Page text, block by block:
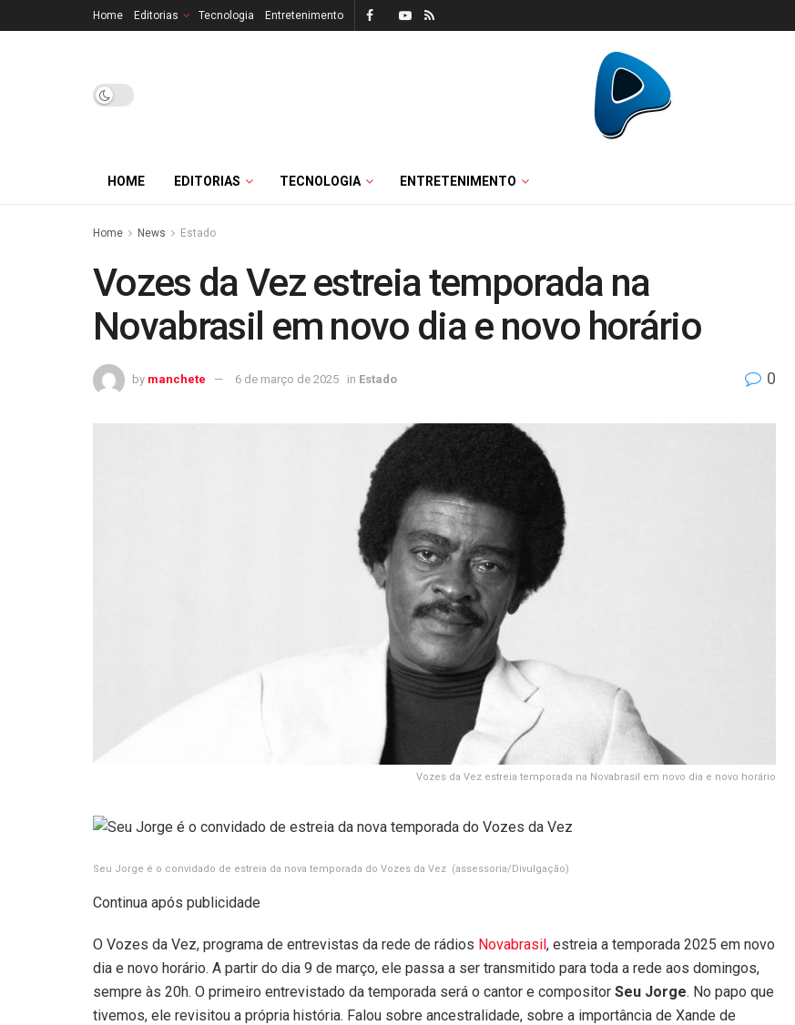
Home Editorias Tecnologia Entretenimento
HOME EDITORIAS TECNOLOGIA ENTRETENIMENTO
Home News Estado
Vozes da Vez estreia temporada na
Novabrasil em novo dia e novo horário
by manchete 6 de março de 2025 in Estado 0
Vozes da Vez estreia temporada na Novabrasil em novo dia e novo horário
Seu Jorge é o convidado de estreia da nova temporada do Vozes da Vez (assessoria/Divulgação)
Continua após publicidade
O Vozes da Vez, programa de entrevistas da rede de rádios Novabrasil, estreia a temporada 2025 em novo
dia e novo horário. A partir do dia 9 de março, ele passa a ser transmitido para toda a rede aos domingos,
sempre às 20h. O primeiro entrevistado da temporada será o cantor e compositor Seu Jorge. No papo que
tivemos, ele revisitou a própria história. Falou sobre ancestralidade, sobre a importância de Xande de